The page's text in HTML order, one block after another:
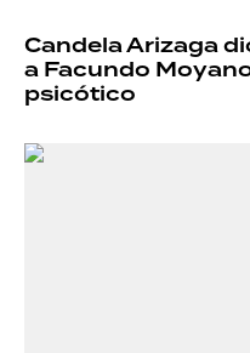
Candela Arizaga
a Facundo
psicótico